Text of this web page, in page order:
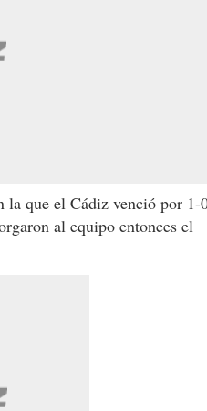
la que el Cádiz venció por 1-
al equipo entonces el